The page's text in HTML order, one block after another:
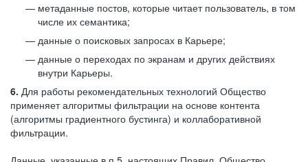
метаданные постов, которые читает пользователь, в том
числе их семантика;
данные о поисковых запросах в Карьере;
данные о переходах по экранам и других действиях
внутри Карьеры.
6. Для работы рекомендательных технологий Общество
применяет алгоритмы фильтрации на основе контента
(алгоритмы градиентного бустинга) и коллаборативной
фильтрации.